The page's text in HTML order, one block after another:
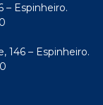
– Espinheiro.
146 – Espinheiro.